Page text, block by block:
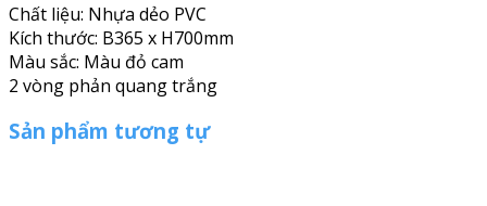
Chất liệu: Nhựa dẻo PVC
Kích thước: B365 x H700mm
Màu sắc: Màu đỏ cam
2 vòng phản quang trắng
Sản phẩm tương tự